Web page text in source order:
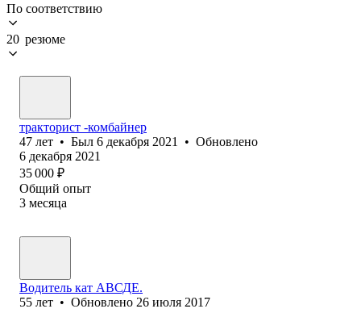
По соответствию
20 резюме
тракторист -комбайнер
47 лет • Был 6 декабря 2021 • Обновлено
6 декабря 2021
35 000 ₽
Общий опыт
3 месяца
Водитель кат АВСДЕ.
55 лет • Обновлено 26 июля 2017